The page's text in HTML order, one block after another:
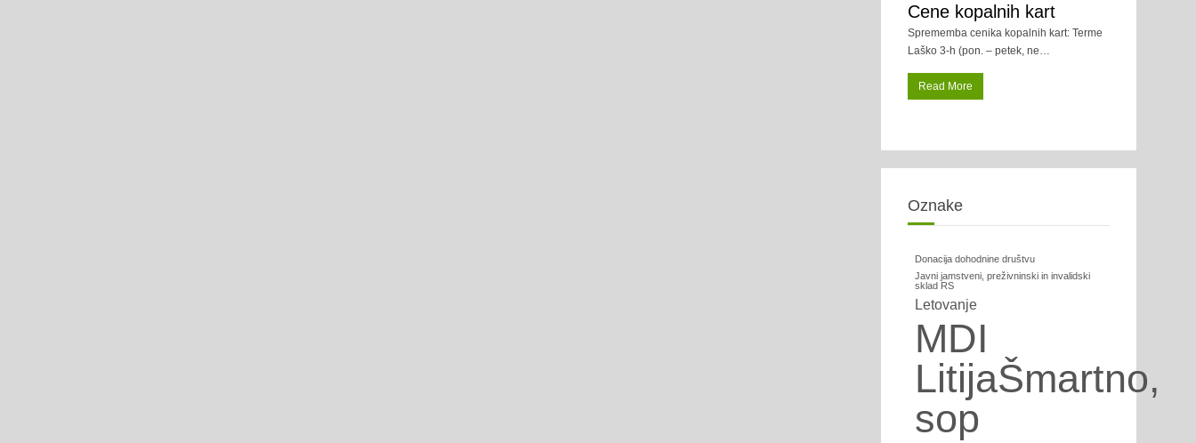
Cene kopalnih kart
Sprememba cenika kopalnih kart: Terme
Laško 3-h (pon. – petek, ne…
Read More
Oznake
Donacija dohodnine društvu
Javni jamstveni, preživninski in invalidski
sklad RS
Letovanje
MDI
LitijaŠmartno,
sop